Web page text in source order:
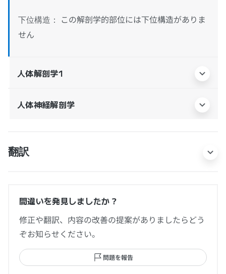
下位構造：
この解剖学的部位には下位構造がありま
せん
人体解剖学1
人体神経解剖学
翻訳
間違いを発見しましたか？
修正や翻訳、内容の改善の提案がありましたらどう
ぞお知らせください。
問題を報告